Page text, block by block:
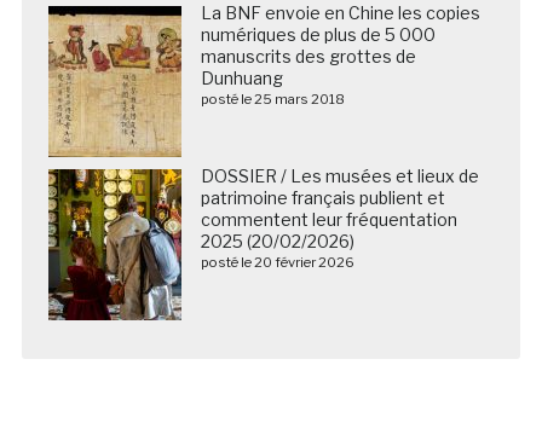
La BNF envoie en Chine les copies
numériques de plus de 5 000
manuscrits des grottes de
Dunhuang
posté le 25 mars 2018
DOSSIER / Les musées et lieux de
patrimoine français publient et
commentent leur fréquentation
2025 (20/02/2026)
posté le 20 février 2026